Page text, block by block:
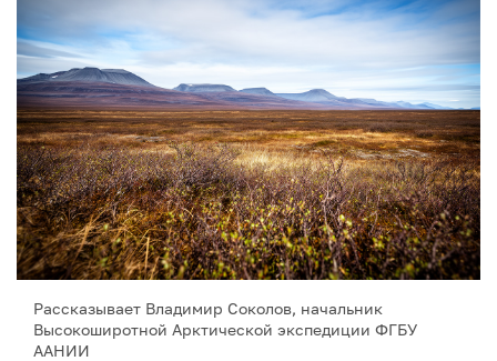
Рассказывает Владимир Соколов, начальник
Высокоширотной Арктической экспедиции ФГБУ
ААНИИ